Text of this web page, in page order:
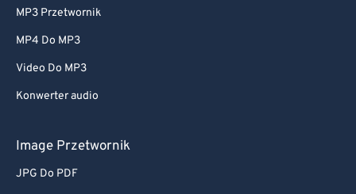
MP3 Przetwornik
MP4 Do MP3
Video Do MP3
Konwerter audio
Image Przetwornik
JPG Do PDF